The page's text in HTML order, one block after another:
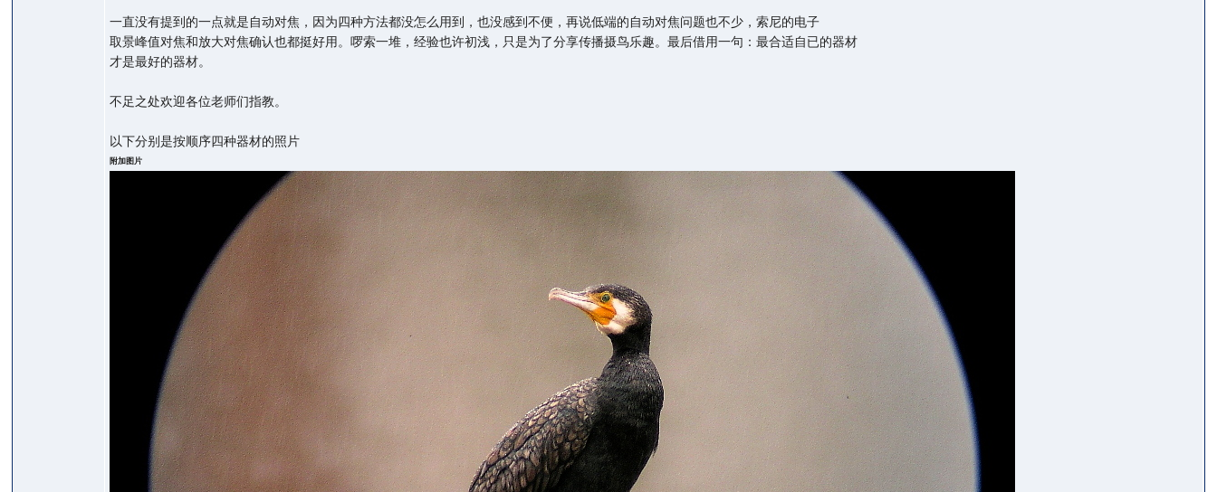
一直没有提到的一点就是自动对焦，因为四种方法都没怎么用到，也没感到不便，再说低端的自动对焦问题也不少，索尼的电子
取景峰值对焦和放大对焦确认也都挺好用。啰索一堆，经验也许初浅，只是为了分享传播摄鸟乐趣。最后借用一句：最合适自已的器材
才是最好的器材。
不足之处欢迎各位老师们指教。
以下分别是按顺序四种器材的照片
附加图片